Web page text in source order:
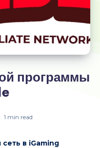
программы
1 min read
в iGaming